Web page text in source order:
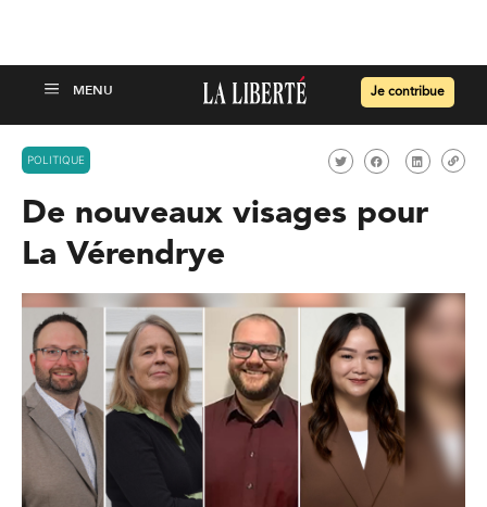
Je contribue
POLITIQUE
De nouveaux visages pour
La Vérendrye